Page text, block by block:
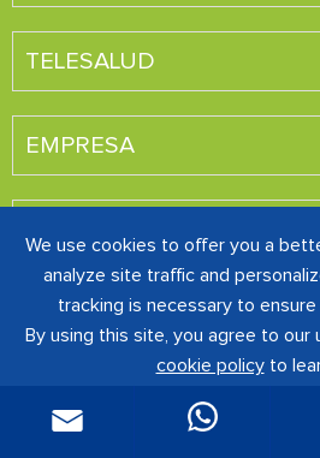
TELESALUD
EMPRESA
ENLACES RÁPIDOS
Derechos DE AUTOR ©

We use cookies to offer you a
analyze site traffic and
tracking is necessary to
By using this site, you agree to
cookie policyto
Reject